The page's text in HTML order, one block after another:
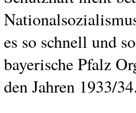
es so schnell und
bayerische Pfalz
den Jahren 1933/